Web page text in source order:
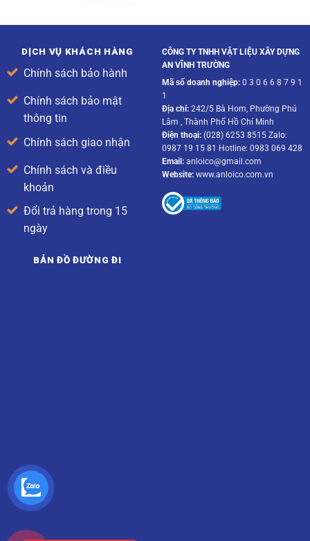
DỊCH VỤ KHÁCH HÀNG
Chính sách bảo hành
Chính sách bảo mật
thông tin
Chính sách giao nhận
Chính sách và điều
khoản
Đổi trả hàng trong 15
ngày
CÔNG TY TNHH VẬT LIỆU XÂY DỰNG
AN VĨNH TRƯỜNG
Mã số doanh nghiệp:0 3 0 6 6 8 7 9 1
1
Địa chỉ:242/5 Bà Hom, Phường Phú
Lâm , Thành Phố Hồ Chí Minh
Điện thoại:(028) 6253 8515 Zalo:
0987 19 15 81 Hotline: 0983 069 428
Email:anloico@gmail.com
Website:www.anloico.com.vn
BẢN ĐỒ ĐƯỜNG ĐI